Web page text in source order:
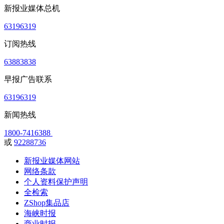
新报业媒体总机
63196319
订阅热线
63883838
早报广告联系
63196319
新闻热线
1800-7416388
或 92288736
新报业媒体网站
网络条款
个人资料保护声明
全检索
ZShop集品店
海峡时报